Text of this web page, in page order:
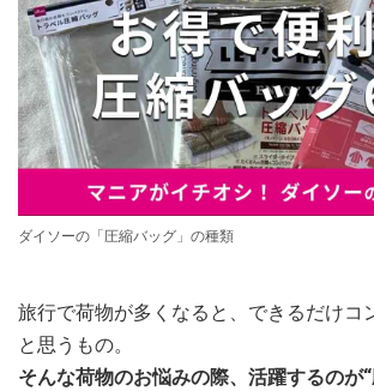
ダイソーの「圧縮バッグ」の種類
旅行で荷物が多くなると、できるだけコ
と思うもの。
そんな荷物のお悩みの際、活躍するのが